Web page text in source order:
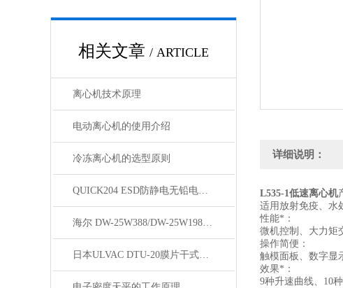
相关文章 / ARTICLE
离心机技术原理
电动离心机的使用介绍
冷冻离心机的选型原则
QUICK204 ESD防静电无铅电焊台详细参数
海尔 DW-25W388/DW-25W198低温保存箱
日本ULVAC DTU-20膜片干式真空泵技术资料
详细说明：
L535-1低速离心机
适用放射免疫、水
性能*：
微机控制、大力矩
操作简便：
触模面板、数字显
效果*：
9种升速曲线、10